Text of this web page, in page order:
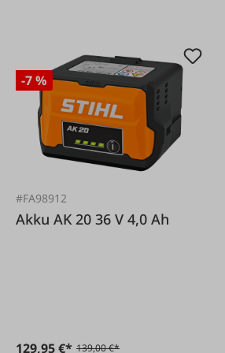
-7 %
#FA98912
Akku AK 20 36 V 4,0 Ah
129,95 €* 139,00 €*